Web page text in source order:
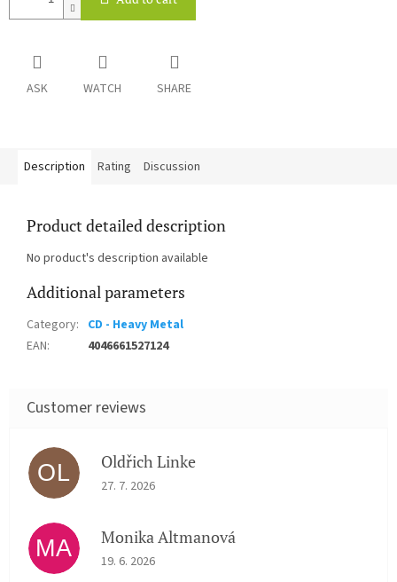
ASK WATCH SHARE
Description Rating Discussion
Product detailed description
No product's description available
Additional parameters
Category: CD - Heavy Metal
EAN: 4046661527124
OL Oldřich Linke
The store rating is 5 out of 5 stars.
27. 7. 2026
MA Monika Altmanová
The store rating is 5 out of 5 stars.
19. 6. 2026